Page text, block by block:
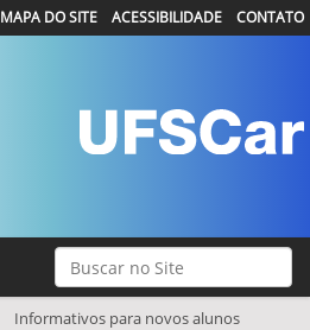
Busca Avançada…
MAPA DO SITE ACESSIBILIDADE CONTATO
Informativos para novos alunos